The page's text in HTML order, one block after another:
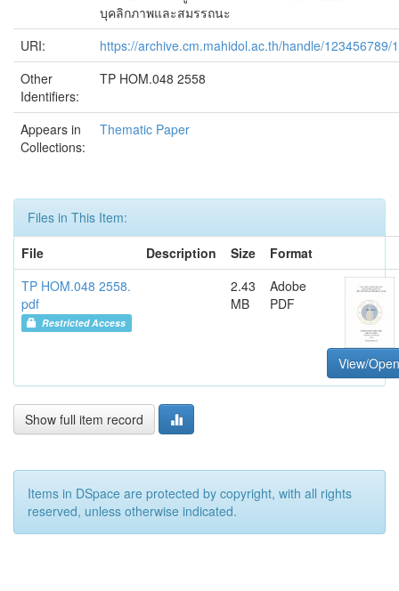
บุคลิกภาพและสมรรถนะ
URI:
https://archive.cm.mahidol.ac.th/handle/123456789/
Other
Identifiers:
TP HOM.048 2558
Appears in
Collections:
Thematic Paper
Files in This Item:
File
Description Size
Format
TP HOM.048 2558.
pdf
Restricted Access
2.43
MB
Adobe
PDF
View/Open
Show full item record
Items in DSpace are protected by copyright, with all rights
reserved, unless otherwise indicated.